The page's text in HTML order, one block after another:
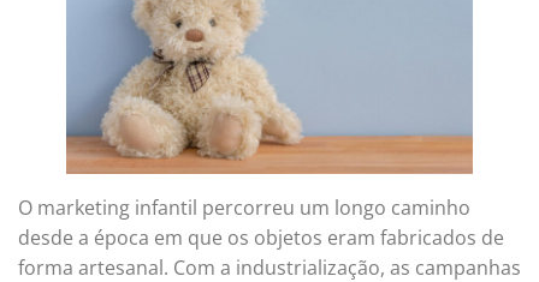
O marketing infantil percorreu um longo caminho
desde a época em que os objetos eram fabricados de
forma artesanal. Com a industrialização, as campanhas